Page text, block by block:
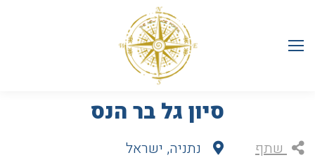
סיון גל בר הנס
נתניה, ישראל
שתף